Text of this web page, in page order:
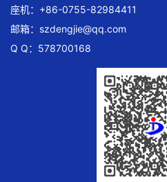
座机：+86-0755-82984411
邮箱： szdengjie@qq.com
Q Q：578700168